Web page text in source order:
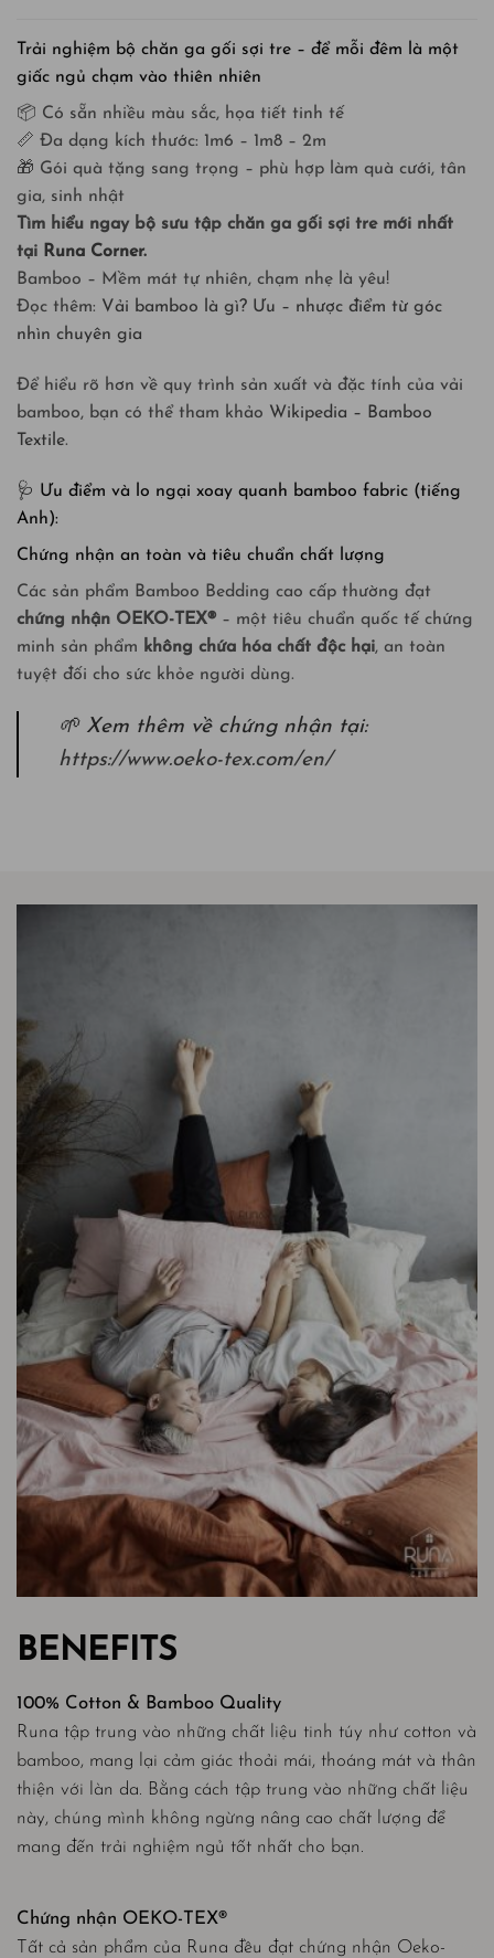
Trải nghiệm bộ chăn ga gối sợi tre – để mỗi đêm là một
giấc ngủ chạm vào thiên nhiên
📦 Có sẵn nhiều màu sắc, họa tiết tinh tế
📏 Đa dạng kích thước: 1m6 – 1m8 – 2m
🎁 Gói quà tặng sang trọng – phù hợp làm quà cưới, tân
gia, sinh nhật
Tìm hiểu ngay bộ sưu tập chăn ga gối sợi tre mới nhất
tại Runa Corner.
Bamboo – Mềm mát tự nhiên, chạm nhẹ là yêu!
Đọc thêm: Vải bamboo là gì? Ưu – nhược điểm từ góc
nhìn chuyên gia
Để hiểu rõ hơn về quy trình sản xuất và đặc tính của vải
bamboo, bạn có thể tham khảo Wikipedia – Bamboo
Textile.
🩺 Ưu điểm và lo ngại xoay quanh bamboo fabric (tiếng
Anh):
Chứng nhận an toàn và tiêu chuẩn chất lượng
Các sản phẩm Bamboo Bedding cao cấp thường đạt
chứng nhận OEKO-TEX® – một tiêu chuẩn quốc tế chứng
minh sản phẩm không chứa hóa chất độc hại, an toàn
tuyệt đối cho sức khỏe người dùng.
🌱 Xem thêm về chứng nhận tại:
https://www.oeko-tex.com/en/
BENEFITS
100% Cotton & Bamboo Quality
Runa tập trung vào những chất liệu tinh túy như cotton và
bamboo, mang lại cảm giác thoải mái, thoáng mát và thân
thiện với làn da. Bằng cách tập trung vào những chất liệu
này, chúng mình không ngừng nâng cao chất lượng để
mang đến trải nghiệm ngủ tốt nhất cho bạn.
Chứng nhận OEKO-TEX®
Tất cả sản phẩm của Runa đều đạt chứng nhận Oeko-